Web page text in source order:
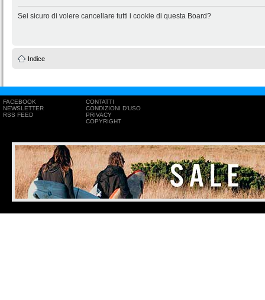
Sei sicuro di volere cancellare tutti i cookie di questa Board?
Indice
FACEBOOK
NEWSLETTER
RSS FEED
CONTATTI
CONDIZIONI D'USO
PRIVACY
COPYRIGHT